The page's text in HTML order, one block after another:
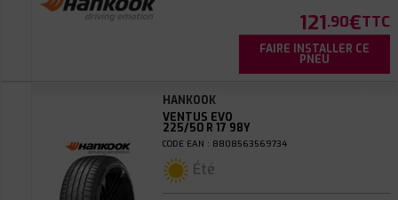
121.90€TTC
FAIRE INSTALLER CE
PNEU
HANKOOK
VENTUS EVO
225/50 R 17 98Y
CODE EAN : 8808563569734
Été